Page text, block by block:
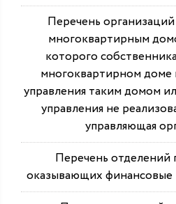
Перечень организаций
многоквартирным
которого
многоквартирном доме
управления таким домом
управления не
управляющая
Перечень отделений
оказывающих финансовые